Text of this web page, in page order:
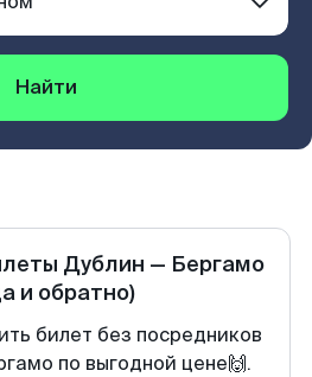
Найти
Дублин — Бергамо
и обратно)
билет без посредников
по выгодной цене🙌.